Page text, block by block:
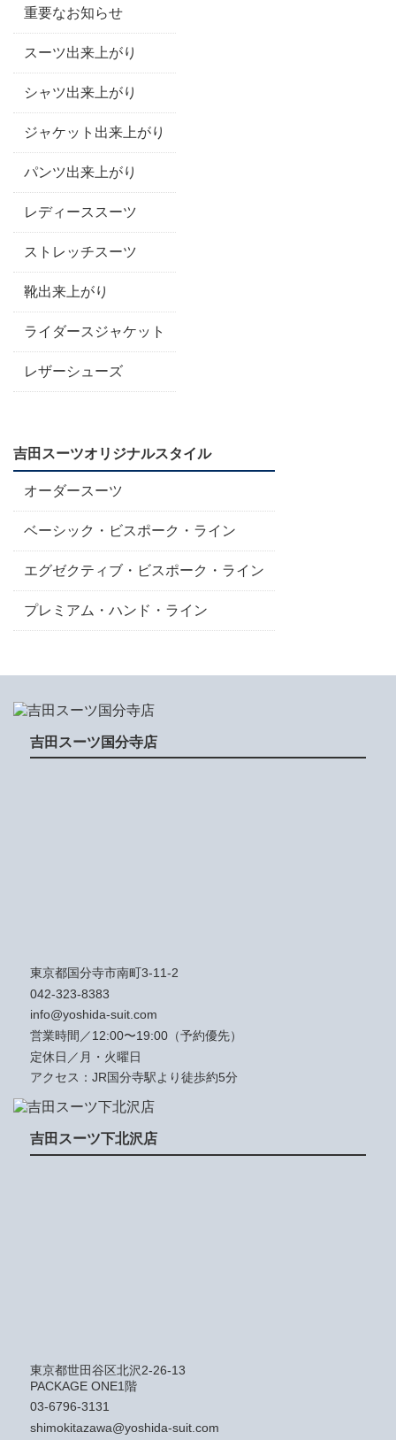
重要なお知らせ
スーツ出来上がり
シャツ出来上がり
ジャケット出来上がり
パンツ出来上がり
レディーススーツ
ストレッチスーツ
靴出来上がり
ライダースジャケット
レザーシューズ
吉田スーツオリジナルスタイル
オーダースーツ
ベーシック・ビスポーク・ライン
エグゼクティブ・ビスポーク・ライン
プレミアム・ハンド・ライン
吉田スーツ国分寺店
東京都国分寺市南町3-11-2
042-323-8383
info@yoshida-suit.com
営業時間／12:00〜19:00（予約優先）
定休日／月・火曜日
アクセス：JR国分寺駅より徒歩約5分
吉田スーツ下北沢店
東京都世田谷区北沢2-26-13
PACKAGE ONE1階
03-6796-3131
shimokitazawa@yoshida-suit.com